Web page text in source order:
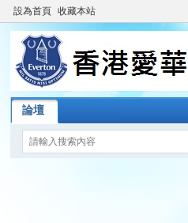
設為首頁 收藏本站
論壇